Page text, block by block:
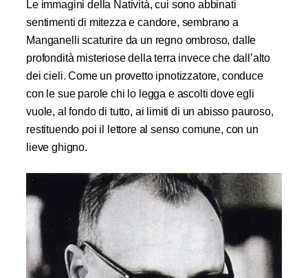
Le immagini della Natività, cui sono abbinati
sentimenti di mitezza e candore, sembrano a
Manganelli scaturire da un regno ombroso, dalle
profondità misteriose della terra invece che dall’alto
dei cieli. Come un provetto ipnotizzatore, conduce
con le sue parole chi lo legga e ascolti dove egli
vuole, al fondo di tutto, ai limiti di un abisso pauroso,
restituendo poi il lettore al senso comune, con un
lieve ghigno.